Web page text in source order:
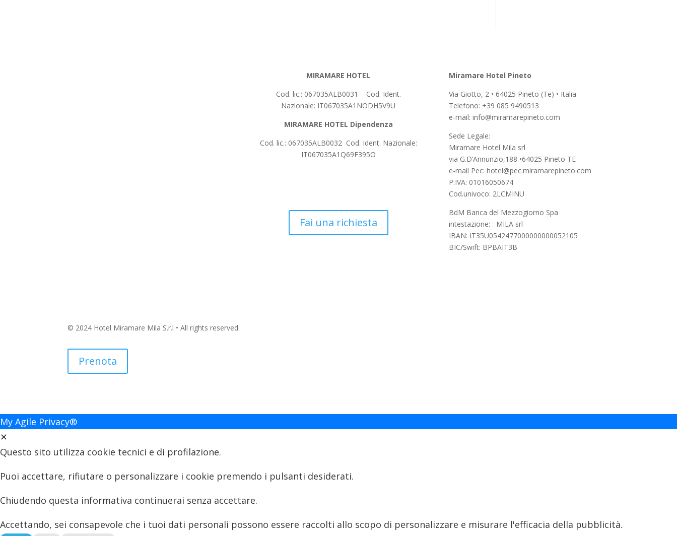
MIRAMARE HOTEL
Cod. lic.: 067035ALB0031 Cod. Ident.
Nazionale: IT067035A1NODH5V9U
MIRAMARE HOTEL Dipendenza
Cod. lic.: 067035ALB0032 Cod. Ident. Nazionale:
IT067035A1Q69F395O
Fai una richiesta
Miramare Hotel Pineto
Via Giotto, 2 • 64025 Pineto (Te) • Italia
Telefono: +39 085 9490513
e-mail: info@miramarepineto.com
Sede Legale:
Miramare Hotel Mila srl
via G.D’Annunzio,188 •64025 Pineto TE
e-mail Pec: hotel@pec.miramarepineto.com
P.IVA: 01016050674
Cod.univoco: 2LCMINU
BdM Banca del Mezzogiorno Spa
intestazione: MILA srl
IBAN: IT35U0542477000000000052105
BIC/Swift: BPBAIT3B
© 2024 Hotel Miramare Mila S.r.l • All rights reserved.
Prenota
My Agile Privacy®
✕
Questo sito utilizza cookie tecnici e di profilazione.
Puoi accettare, rifiutare o personalizzare i cookie premendo i pulsanti desiderati.
Chiudendo questa informativa continuerai senza accettare.
Accettando, sei consapevole che i tuoi dati personali possono essere raccolti allo scopo di personalizzare e misurare l'efficacia della pubblicità.